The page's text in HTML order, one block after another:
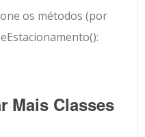
os métodos (por
Mais Classes